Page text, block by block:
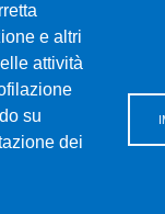
e altri
attività
su
dei
Prenotazione
Ritiro attestati
Orientamento
Studenti UNIME